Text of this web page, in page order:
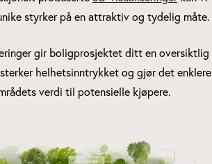
styrker på en attraktiv og tydelig måte.
gir boligprosjektet ditt en oversiktlig
helhetsinntrykket og gjør det enklere
verdi til potensielle kjøpere.